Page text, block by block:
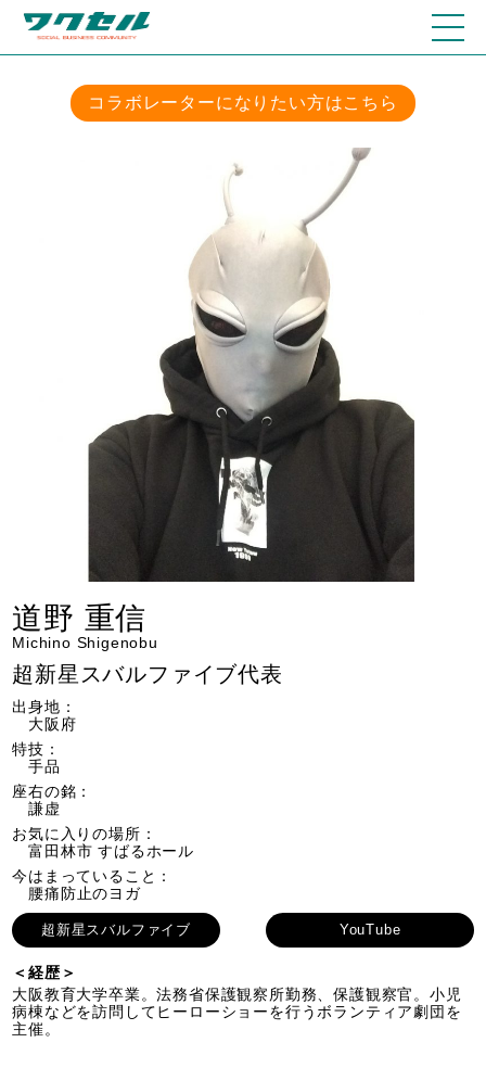
コラボレーターになりたい方はこちら
道野 重信
Michino Shigenobu
超新星スバルファイブ代表
出身地：
大阪府
特技：
手品
座右の銘：
謙虚
お気に入りの場所：
富田林市 すばるホール
今はまっていること：
腰痛防止のヨガ
超新星スバルファイブ YouTube
＜経歴＞
大阪教育大学卒業。法務省保護観察所勤務、保護観察官。小児
病棟などを訪問してヒーローショーを行うボランティア劇団を
主催。